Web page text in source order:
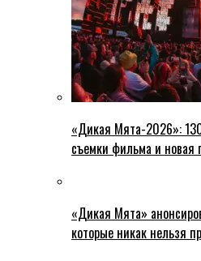
«Дикая Мята-2026»:
съемки фильма и новая
«Дикая Мята»
которые никак нельзя